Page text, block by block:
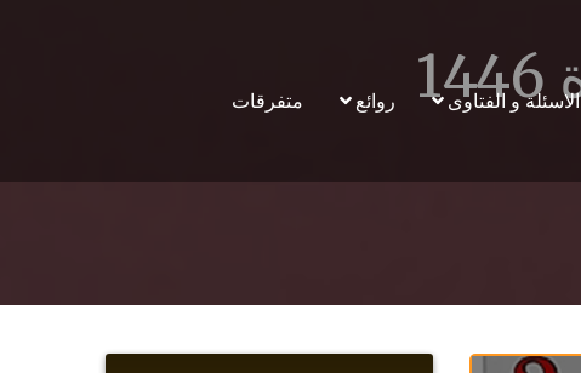
الاسئلة و الفتاوى روائع متفرقات